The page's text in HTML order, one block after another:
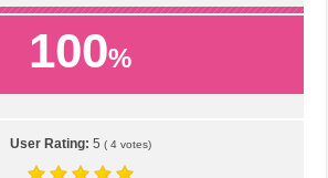
100%
User Rating: 5 ( 4votes)